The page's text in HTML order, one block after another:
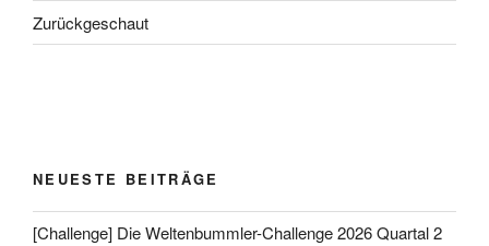
Zurückgeschaut
NEUESTE BEITRÄGE
[Challenge] Die Weltenbummler-Challenge 2026 Quartal 2